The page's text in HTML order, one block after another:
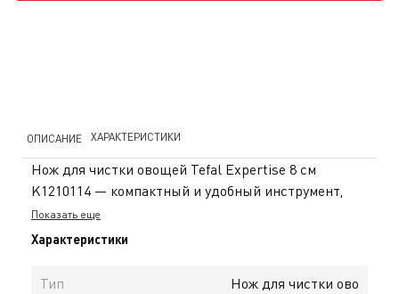
ОПИСАНИЕ ХАРАКТЕРИСТИКИ
Нож для чистки овощей Tefal Expertise 8 см
K1210114 — компактный и удобный инструмент,
идеально подходящий для аккуратной очистки и
нарезки небольших овощей и фруктов. Лезвие
полный контроль при выполнении тонких кухонных
Показать еще
Характеристики
Тип
Нож для чистки ово